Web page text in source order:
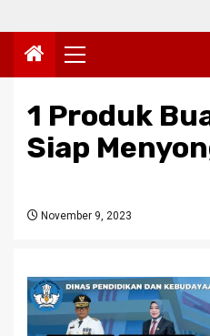
Primary
Menu
1 Produk
Siap
November 9, 2023